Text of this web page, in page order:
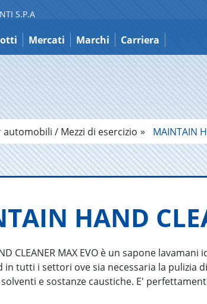
S.P.A
Mercati Marchi Carriera
/ Mezzi di esercizio MAINTAIN
HAND
CLEANER MAX EVO è un sapone
in tutti i settori ove sia necessaria la pulizia
e sostanze caustiche. E'